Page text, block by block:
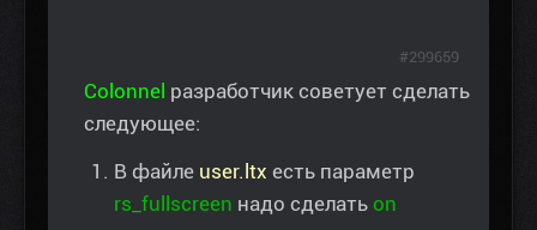
Colonnel разработчик советует сделать
следующее:
В файле user.ltx есть параметр
rs_fullscreen надо сделать on
#299659